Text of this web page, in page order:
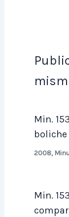
Min.
2008,
Min.